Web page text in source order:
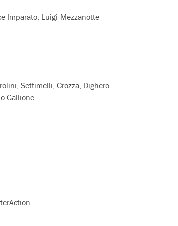
Imparato, Luigi Mezzanotte
Settimelli, Crozza, Dighero
Gallione